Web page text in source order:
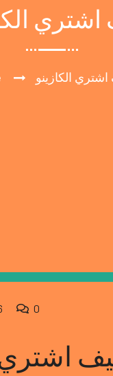
الكازينو
0
اشتري